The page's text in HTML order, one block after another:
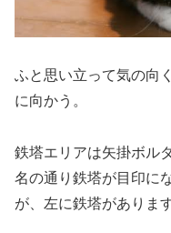
ふと思い立って気の向
に向かう。
鉄塔エリアは矢掛ボル
名の通り鉄塔が目印に
が、左に鉄塔がありま